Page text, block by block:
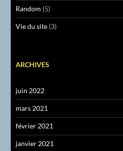
Random (5)
Vie du site (3)
ARCHIVES
juin 2022
mars 2021
février 2021
janvier 2021